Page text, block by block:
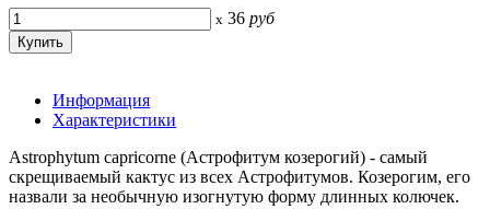
x 36 руб
Информация
Характеристики
Astrophytum capricorne (Астрофитум козерогий) - самый
скрещиваемый кактус из всех Астрофитумов. Козерогим, его
назвали за необычную изогнутую форму длинных колючек.